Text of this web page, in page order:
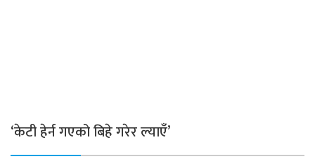
‘केटी हेर्न गएको बिहे गरेर ल्याएँ’